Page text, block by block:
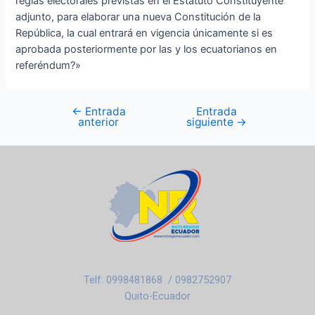
adjunto, para elaborar una nueva Constitución de la
República, la cual entrará en vigencia únicamente si es
aprobada posteriormente por las y los ecuatorianos en
referéndum?»
← Entrada
anterior
Entrada
siguiente →
Telf: 0998481868 / 0982752907
Quito-Ecuador